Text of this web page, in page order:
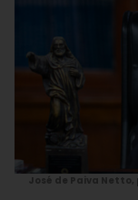
José de Paiva